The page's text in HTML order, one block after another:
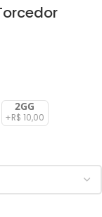
2GG
+R$ 10,00